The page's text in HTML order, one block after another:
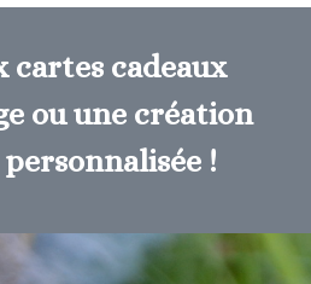
cartes cadeaux
ou une création
!